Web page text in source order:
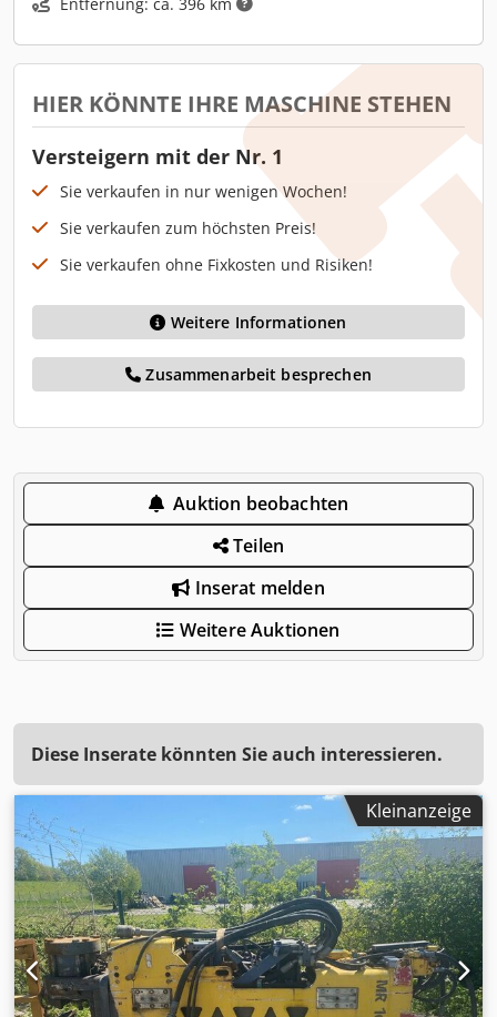
HIER KÖNNTE IHRE MASCHINE STEHEN
Versteigern mit der Nr. 1
Sie verkaufen in nur wenigen Wochen!
Sie verkaufen zum höchsten Preis!
Sie verkaufen ohne Fixkosten und Risiken!
Weitere Informationen
Zusammenarbeit besprechen
Auktion beobachten
Teilen
Inserat melden
Weitere Auktionen
Diese Inserate könnten Sie auch interessieren.
Kleinanzeige